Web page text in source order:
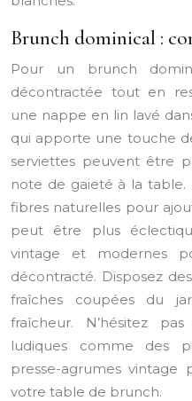
Brunch dominical :
Pour un brunch
décontractée tout en
une nappe en lin lavé
qui apporte une touche
serviettes peuvent être
note de gaieté à la table.
fibres naturelles pour
peut être plus
vintage et modernes
décontracté. Disposez
fraîches coupées du
fraîcheur. N’hésitez
ludiques comme des
presse-agrumes
votre table de brunch.